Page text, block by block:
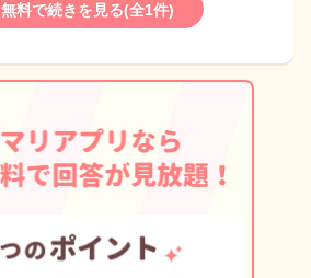
無料で続きを見る(全1件)